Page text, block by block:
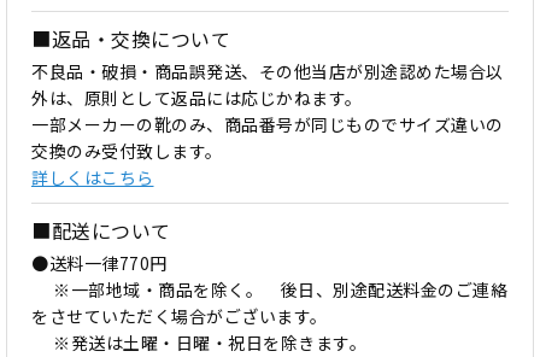
■返品・交換について
不良品・破損・商品誤発送、その他当店が別途認めた場合以
外は、原則として返品には応じかねます。
一部メーカーの靴のみ、商品番号が同じものでサイズ違いの
交換のみ受付致します。
詳しくはこちら
■配送について
●送料一律770円
※一部地域・商品を除く。 後日、別途配送料金のご連絡
をさせていただく場合がございます。
※発送は土曜・日曜・祝日を除きます。